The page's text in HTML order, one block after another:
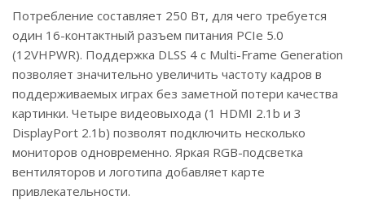
Потребление составляет 250 Вт, для чего требуется
один 16-контактный разъем питания PCIe 5.0
(12VHPWR). Поддержка DLSS 4 с Multi-Frame Generation
позволяет значительно увеличить частоту кадров в
поддерживаемых играх без заметной потери качества
картинки. Четыре видеовыхода (1 HDMI 2.1b и 3
DisplayPort 2.1b) позволят подключить несколько
мониторов одновременно. Яркая RGB-подсветка
вентиляторов и логотипа добавляет карте
привлекательности.